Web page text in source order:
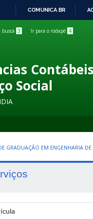
COMUNICA BR
busca 3 Ir para o rodapé 4
Social
GRADUAÇÃO EM ENGENHARIA